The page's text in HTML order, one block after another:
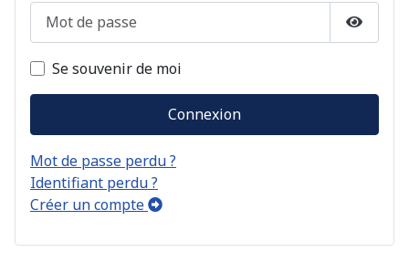
Mot de passe
Se souvenir de moi
Connexion
Mot de passe perdu ?
Identifiant perdu ?
Créer un compte